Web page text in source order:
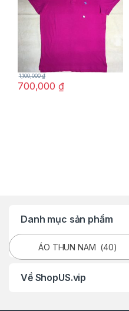
700,000 ₫
1,100,000₫
Danh mục sản phẩm
ÁO THUN NAM (40)
Về ShopUS.vip